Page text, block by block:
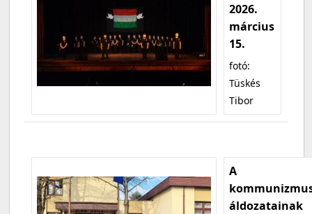
2026.
március
15.
fotó:
Tüskés
Tibor
A
áldozatainak